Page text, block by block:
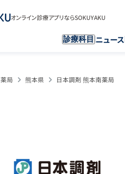
オンライン診療アプリならSOKUYAKU
診療科目 ニュース
薬局 熊本県 日本調剤 熊本南薬局